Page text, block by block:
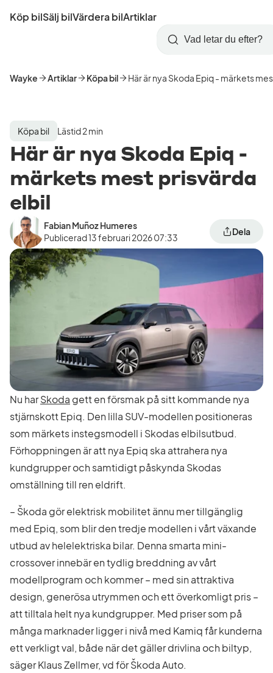
till
Startsida
Köp bilSälj bilVärdera bilArtiklar
Skapa
konto
Logga
in
Sök
Wayke Artiklar Köpa bil Här är nya Skoda Epiq - märkets
Köpa bil Lästid 2 min
Här är nya Skoda Epiq -
märkets mest prisvärda
elbil
Fabian Muñoz Humeres
Publicerad13 februari 2026 07:33
Dela
Nu harSkoda gett en försmak på sitt kommande nya
stjärnskott Epiq. Den lilla SUV-modellen positioneras
som märkets instegsmodell i Skodas elbilsutbud.
Förhoppningen är att nya Epiq ska attrahera nya
kundgrupper och samtidigt påskynda Skodas
omställning till ren eldrift.
– Škoda gör elektrisk mobilitet ännu mer tillgänglig
med Epiq, som blir den tredje modellen i vårt växande
utbud av helelektriska bilar. Denna smarta mini-
crossover innebär en tydlig breddning av vårt
modellprogram och kommer – med sin attraktiva
design, generösa utrymmen och ett överkomligt pris –
att tilltala helt nya kundgrupper. Med priser som på
många marknader ligger i nivå med Kamiq får kunderna
ett verkligt val, både när det gäller drivlina och biltyp,
säger Klaus Zellmer, vd för Škoda Auto.